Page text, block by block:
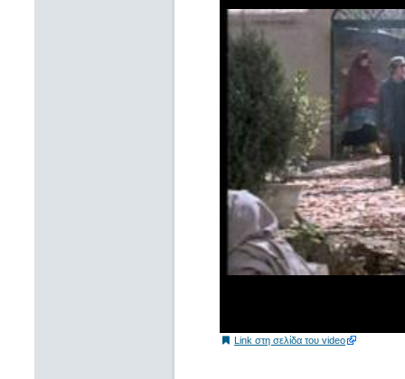
Link στη σελίδα του video